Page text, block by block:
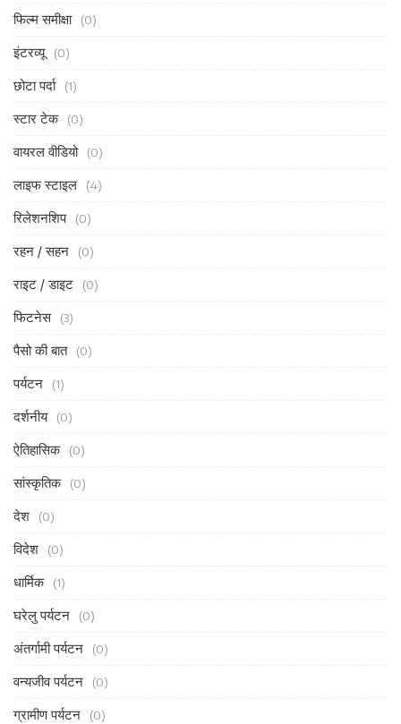
फिल्म समीक्षा (0)
इंटरव्यू (0)
छोटा पर्दा (1)
स्टार टेक (0)
वायरल वीडियो (0)
लाइफ स्टाइल (4)
रिलेशनशिप (0)
रहन / सहन (0)
राइट / डाइट (0)
फिटनेस (3)
पैसो की बात (0)
पर्यटन (1)
दर्शनीय (0)
ऐतिहासिक (0)
सांस्कृतिक (0)
देश (0)
विदेश (0)
धार्मिक (1)
घरेलु पर्यटन (0)
अंतर्गामी पर्यटन (0)
वन्यजीव पर्यटन (0)
ग्रामीण पर्यटन (0)